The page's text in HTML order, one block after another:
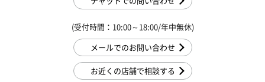
(受付時間：10:00～18:00/年中無休)
メールでのお問い合わせ
お近くの店舗で相談する